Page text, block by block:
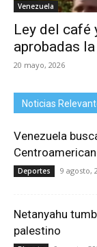
Venezuela
Ley del café
aprobadas
20 mayo, 2026
Noticias
Venezuela
Deportes 9 agosto,
Netanyahu
palestino